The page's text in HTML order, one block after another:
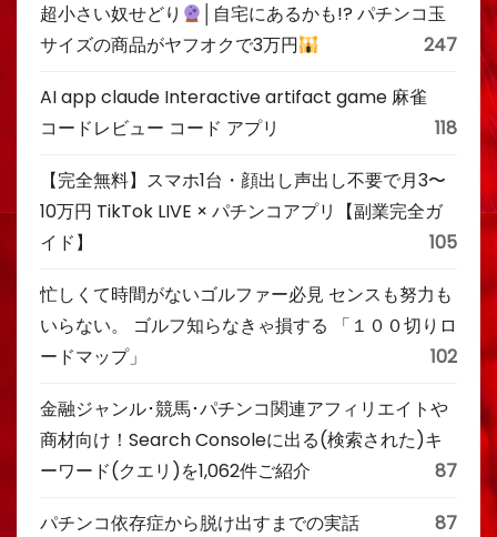
超小さい奴せどり
│自宅にあるかも!? パチンコ玉
サイズの商品がヤフオクで3万円
247
AI app claude Interactive artifact game 麻雀
コードレビュー コード アプリ
118
【完全無料】スマホ1台・顔出し声出し不要で月3〜
10万円 TikTok LIVE × パチンコアプリ【副業完全ガ
イド】
105
忙しくて時間がないゴルファー必見 センスも努力も
いらない。 ゴルフ知らなきゃ損する 「１００切りロ
ードマップ」
102
金融ジャンル･競馬･パチンコ関連アフィリエイトや
商材向け！Search Consoleに出る(検索された)キ
ーワード(クエリ)を1,062件ご紹介
87
パチンコ依存症から脱け出すまでの実話 87